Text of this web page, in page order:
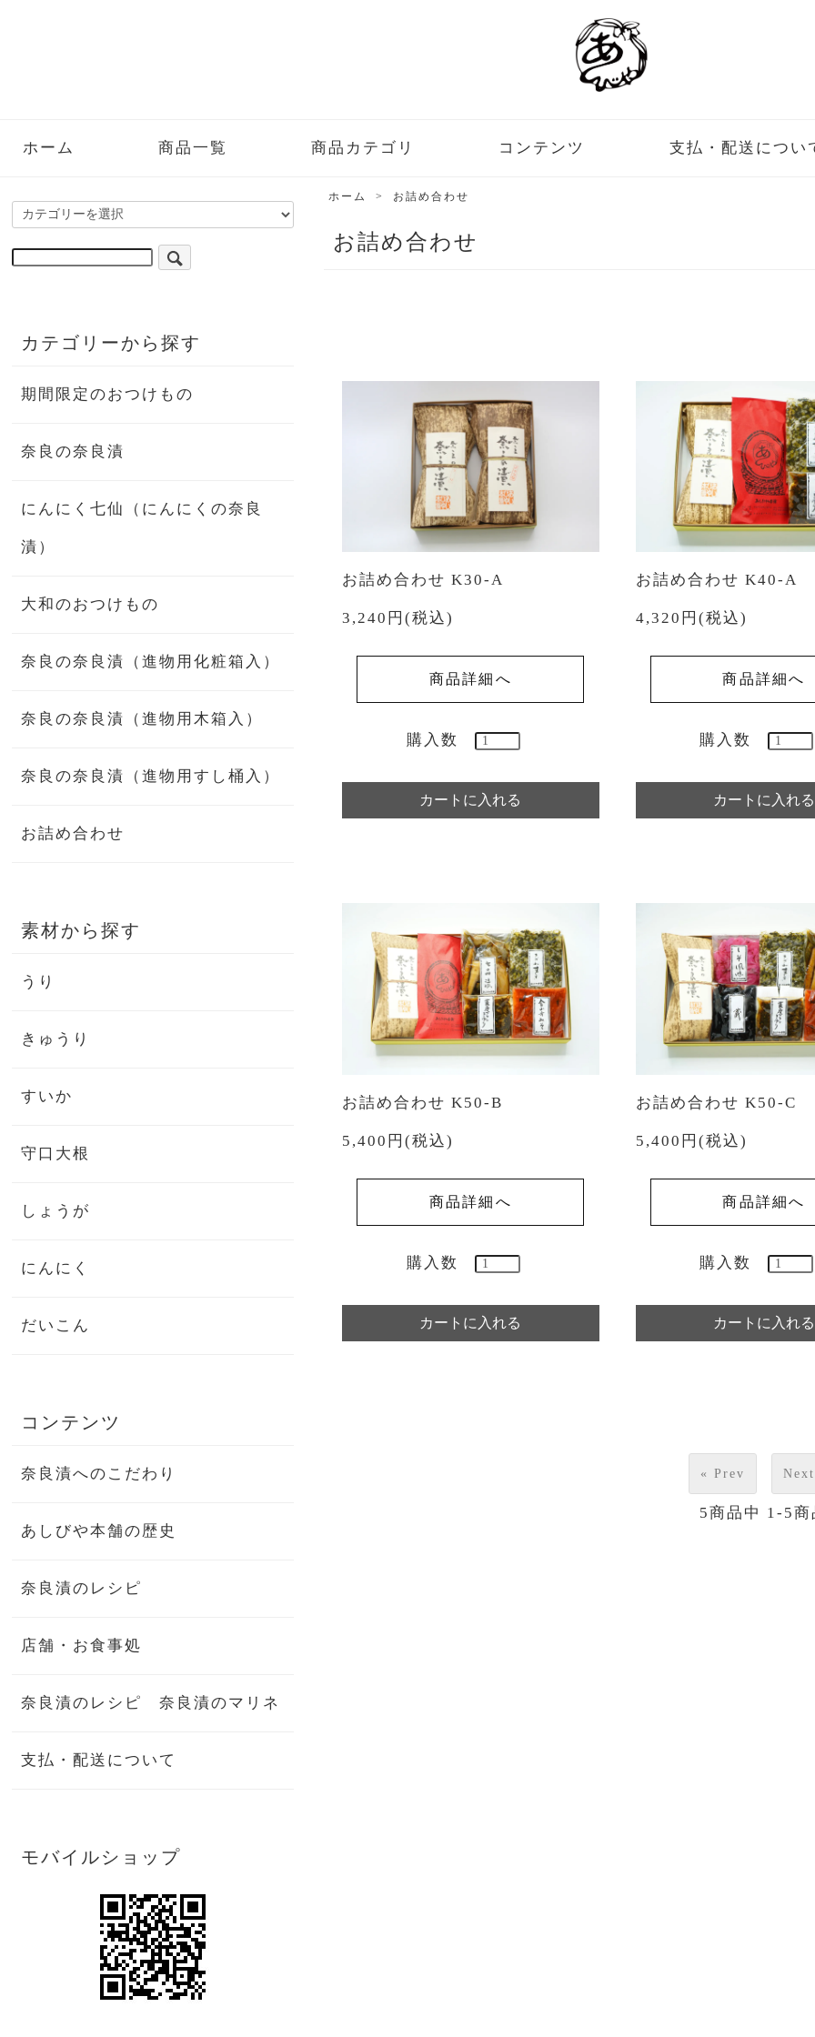
ホーム 商品一覧 商品カテゴリ コンテンツ 支払・配送につい
ホーム > お詰め合わせ
お詰め合わせ
お詰め合わせ K30-A
3,240円(税込)
商品詳細へ
購入数
お詰め合わせ K40-A
4,320円(税込)
商品詳細へ
購入数
お詰め合わせ K50-B
5,400円(税込)
商品詳細へ
購入数
お詰め合わせ K50-C
5,400円(税込)
商品詳細へ
購入数
« Prev
5商品中 1-5商
カテゴリーから探す
期間限定のおつけもの
奈良の奈良漬
にんにく七仙（にんにくの奈良
漬）
大和のおつけもの
奈良の奈良漬（進物用化粧箱入）
奈良の奈良漬（進物用木箱入）
奈良の奈良漬（進物用すし桶入）
お詰め合わせ
素材から探す
うり
きゅうり
すいか
守口大根
しょうが
にんにく
だいこん
コンテンツ
奈良漬へのこだわり
あしびや本舗の歴史
奈良漬のレシピ
店舗・お食事処
奈良漬のレシピ 奈良漬のマリネ
支払・配送について
モバイルショップ